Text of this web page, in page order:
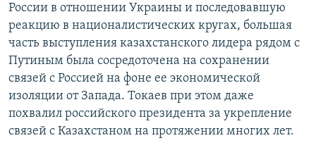
России в отношении Украины и последовавшую
реакцию в националистических кругах, большая
часть выступления казахстанского лидера рядом с
Путиным была сосредоточена на сохранении
связей с Россией на фоне ее экономической
изоляции от Запада. Токаев при этом даже
похвалил российского президента за укрепление
связей с Казахстаном на протяжении многих лет.